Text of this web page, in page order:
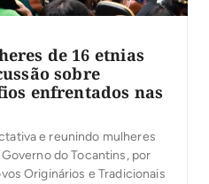
de 16 etnias
sobre
enfrentados nas
e reunindo mulheres
do Tocantins, por
Originários e Tradicionais